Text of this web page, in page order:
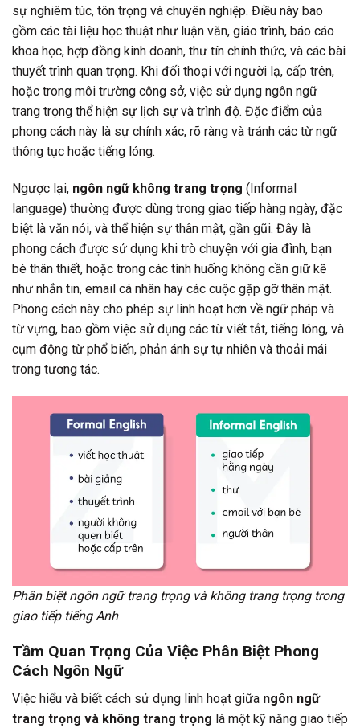
sự nghiêm túc, tôn trọng và chuyên nghiệp. Điều này bao
gồm các tài liệu học thuật như luận văn, giáo trình, báo cáo
khoa học, hợp đồng kinh doanh, thư tín chính thức, và các bài
thuyết trình quan trọng. Khi đối thoại với người lạ, cấp trên,
hoặc trong môi trường công sở, việc sử dụng ngôn ngữ
trang trọng thể hiện sự lịch sự và trình độ. Đặc điểm của
phong cách này là sự chính xác, rõ ràng và tránh các từ ngữ
thông tục hoặc tiếng lóng.
Ngược lại, ngôn ngữ không trang trọng (Informal
language) thường được dùng trong giao tiếp hàng ngày, đặc
biệt là văn nói, và thể hiện sự thân mật, gần gũi. Đây là
phong cách được sử dụng khi trò chuyện với gia đình, bạn
bè thân thiết, hoặc trong các tình huống không cần giữ kẽ
như nhắn tin, email cá nhân hay các cuộc gặp gỡ thân mật.
Phong cách này cho phép sự linh hoạt hơn về ngữ pháp và
từ vựng, bao gồm việc sử dụng các từ viết tắt, tiếng lóng, và
cụm động từ phổ biến, phản ánh sự tự nhiên và thoải mái
trong tương tác.
Phân biệt ngôn ngữ trang trọng và không trang trọng trong
giao tiếp tiếng Anh
Tầm Quan Trọng Của Việc Phân Biệt Phong
Cách Ngôn Ngữ
Việc hiểu và biết cách sử dụng linh hoạt giữa ngôn ngữ
trang trọng và không trang trọng là một kỹ năng giao tiếp